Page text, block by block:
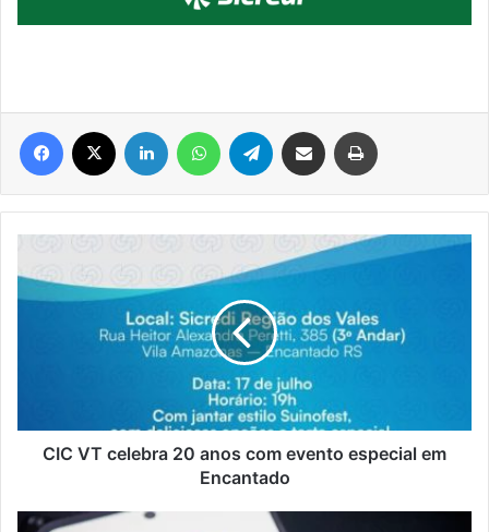
Facebook Linkedin WhatsAppTelegram Compartilhar via e-mail
celebra
em
Encantado
CIC VT celebra 20 anos com evento especial em
Encantado
Governo